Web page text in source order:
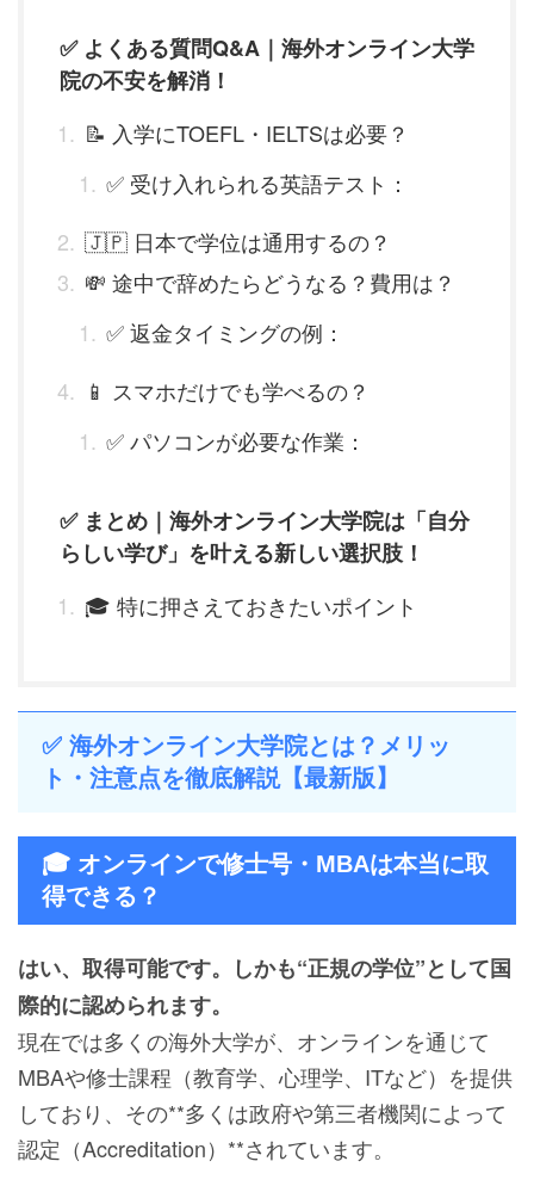
✅ よくある質問Q&A｜海外オンライン大学
院の不安を解消！
📝 入学にTOEFL・IELTSは必要？
✅ 受け入れられる英語テスト：
🇯🇵 日本で学位は通用するの？
💸 途中で辞めたらどうなる？費用は？
✅ 返金タイミングの例：
📱 スマホだけでも学べるの？
✅ パソコンが必要な作業：
✅ まとめ｜海外オンライン大学院は「自分
らしい学び」を叶える新しい選択肢！
🎓 特に押さえておきたいポイント
✅ 海外オンライン大学院とは？メリッ
ト・注意点を徹底解説【最新版】
🎓 オンラインで修士号・MBAは本当に取
得できる？
はい、取得可能です。しかも“正規の学位”として国
際的に認められます。
現在では多くの海外大学が、オンラインを通じて
MBAや修士課程（教育学、心理学、ITなど）を提供
しており、その**多くは政府や第三者機関によって
認定（Accreditation）**されています。